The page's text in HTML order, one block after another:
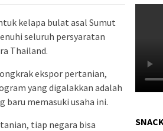
kelapa bulat asal Sumut
seluruh persyaratan
Thailand.
ekspor pertanian,
yang digalakkan adalah
baru memasuki usaha ini.
tiap negara bisa